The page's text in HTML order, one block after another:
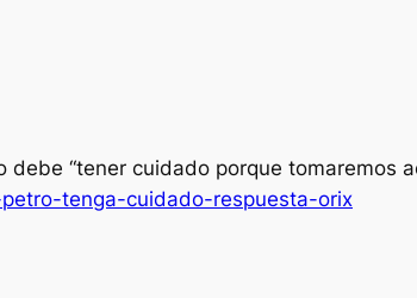
“tener cuidado porque tomaremos
tenga-cuidado-respuesta-orix